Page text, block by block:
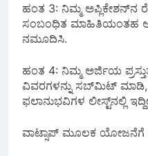
ಹಂತ 3: ನಿಮ್ಮ ಅಪ್ಲಿಕೇಶನ್‌ನ
ಸಂಬಂಧಿತ ಮಾಹಿತಿಯಂತಹ
ನಮೂದಿಸಿ.
ಹಂತ 4: ನಿಮ್ಮ ಅರ್ಜಿಯ
ವಿವರಗಳನ್ನು ಸಬ್‌ಮಿಟ್
ಫಲಾನುಭವಿಗಳ ಲೀಸ್ಟ್‌ನಲ್ಲಿ
ವಾಟ್ಸಾಪ್ ಮೂಲಕ ಯೋಜನೆಗೆ